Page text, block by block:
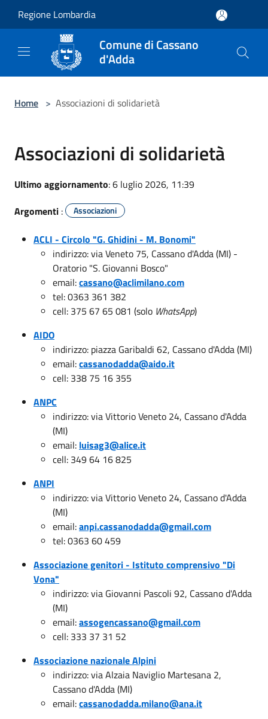
Regione Lombardia
Comune di Cassano
d'Adda
Home > Associazioni di solidarietà
Associazioni di solidarietà
Ultimo aggiornamento: 6 luglio 2026, 11:39
Argomenti : Associazioni
ACLI - Circolo "G. Ghidini - M. Bonomi"
indirizzo: via Veneto 75, Cassano d'Adda (MI) -
Oratorio "S. Giovanni Bosco"
email:cassano@aclimilano.com
tel: 0363 361 382
cell: 375 67 65 081 (solo WhatsApp)
AIDO
indirizzo: piazza Garibaldi 62, Cassano d'Adda (MI)
email:cassanodadda@aido.it
cell: 338 75 16 355
ANPC
indirizzo: via Vittorio Veneto 24, Cassano d'Adda
(MI)
email: luisag3@alice.it
cell: 349 64 16 825
ANPI
indirizzo: via Vittorio Veneto 24, Cassano d'Adda
(MI)
email:anpi.cassanodadda@gmail.com
tel: 0363 60 459
Associazione genitori - Istituto comprensivo "Di
Vona"
indirizzo: via Giovanni Pascoli 92, Cassano d'Adda
(MI)
email:assogencassano@gmail.com
cell: 333 37 31 52
Associazione nazionale Alpini
indirizzo: via Alzaia Naviglio Martesana 2,
Cassano d'Adda (MI)
email:cassanodadda.milano@ana.it